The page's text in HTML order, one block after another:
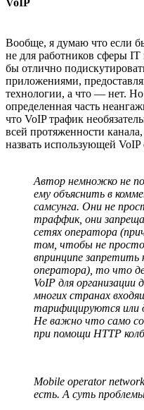
VoIP
Вообще, я думаю что если
не для работников сферы
бы отлично
приложениями,
технологии, а что — нет.
определенная часть
что VoIP трафик
всей протяженности
назвать использующей VoIP
Автор немножко не
ему объяснить в
самсунга. Они не
траффик, они
сетях оператора
том, чтобы не
впринципе запретить
оператора), то что
VoIP для организации
многих странах
тарифицируются или
Не важно что само
при помощи HTTP
Mobile operator
есть. А суть